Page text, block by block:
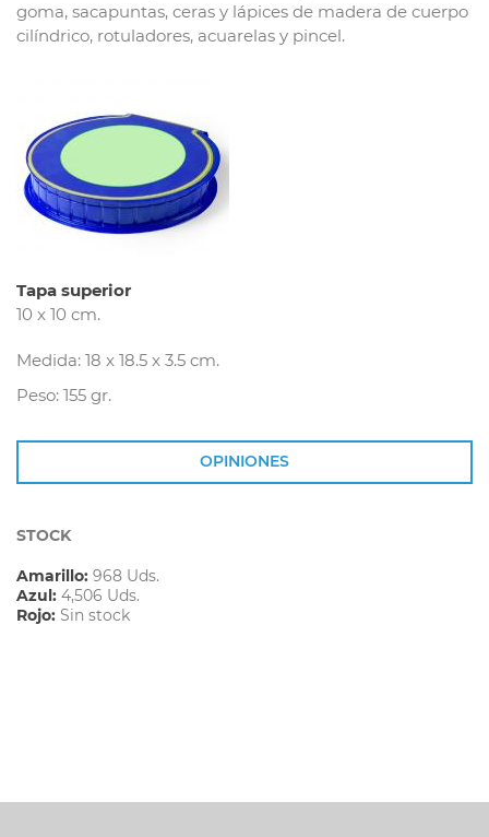
goma, sacapuntas, ceras y lápices de madera de cuerpo
cilíndrico, rotuladores, acuarelas y pincel.
Tapa superior
10 x 10 cm.
Medida: 18 x 18.5 x 3.5 cm.
Peso: 155 gr.
OPINIONES
STOCK
Amarillo: 968 Uds.
Azul: 4,506 Uds.
Rojo: Sin stock